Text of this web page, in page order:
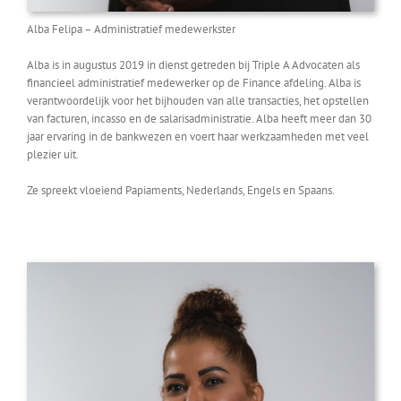
Alba Felipa – Administratief medewerkster
Alba is in augustus 2019 in dienst getreden bij Triple A Advocaten als
financieel administratief medewerker op de Finance afdeling. Alba is
verantwoordelijk voor het bijhouden van alle transacties, het opstellen
van facturen, incasso en de salarisadministratie. Alba heeft meer dan 30
jaar ervaring in de bankwezen en voert haar werkzaamheden met veel
plezier uit.
Ze spreekt vloeiend Papiaments, Nederlands, Engels en Spaans.